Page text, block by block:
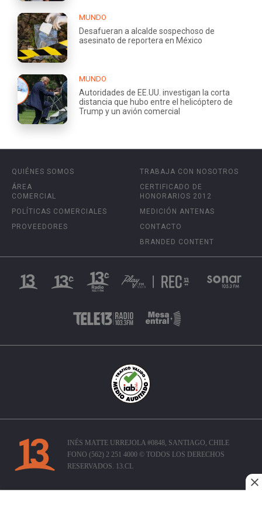
MUNDO
Desafueran a alcalde sospechoso de
asesinato de reportera en México
MUNDO
Autoridades de EE.UU. investigan la corta
distancia que hubo entre el helicóptero de
Trump y un avión comercial
QUIÉNES SOMOS
ÁREA
COMERCIAL
POLÍTICAS COMERCIALES
PROVEEDORES
TRABAJA CON NOSOTROS
CERTIFICADO DE
HONORARIOS 2012
MEDICIÓN ANTENAS
CONTACTO
BRANDED CONTENT
INÉS MATTE URREJOLA #0848, SANTIAGO, CHILE
FONO (562) 2 251 4000 © TODOS LOS DERECHOS
RESERVADOS. 13.CL